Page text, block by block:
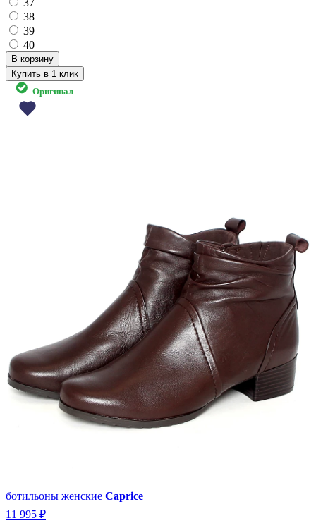
38
39
40
Купить в 1 клик
Оригинал
ботильоны женские Caprice
11 995 ₽